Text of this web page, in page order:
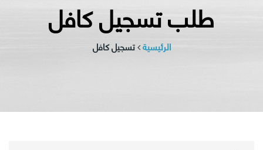
طلب تسجيل كافل
الرئيسية تسجيل كافل